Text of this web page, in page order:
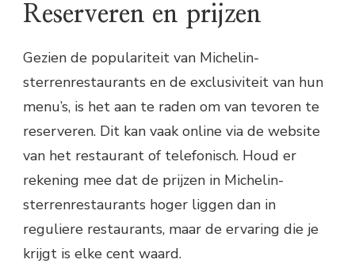
Reserveren en prijzen
Gezien de populariteit van Michelin-
sterrenrestaurants en de exclusiviteit van hun
menu’s, is het aan te raden om van tevoren te
reserveren. Dit kan vaak online via de website
van het restaurant of telefonisch. Houd er
rekening mee dat de prijzen in Michelin-
sterrenrestaurants hoger liggen dan in
reguliere restaurants, maar de ervaring die je
krijgt is elke cent waard.